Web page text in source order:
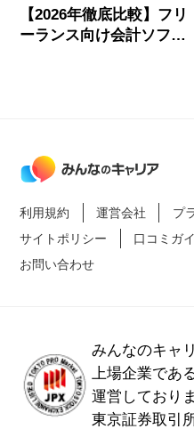
【2026年徹底比較】フリ
ーランス向け会計ソフト
利用規約 運営会社
プ
サイトポリシー
口コミガ
お問い合わせ
みんなのキャ
上場企業であ
運営しており
東京証券取引